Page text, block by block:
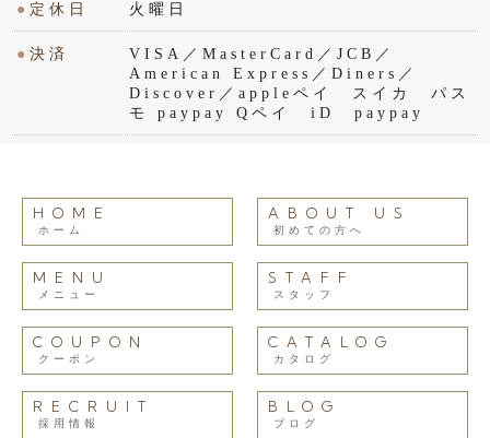
● 定休日 火曜日
●決済
VISA／MasterCard／JCB／
American Express／Diners／
Discover／appleペイ スイカ パス
モ paypay Qペイ iD paypay
HOME
ホーム
ABOUT US
初めての方へ
MENU
メニュー
STAFF
スタッフ
COUPON
クーポン
CATALOG
カタログ
RECRUIT
採用情報
BLOG
ブログ